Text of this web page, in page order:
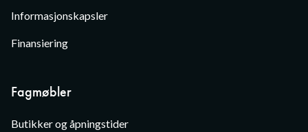
Informasjonskapsler
Finansiering
Fagmøbler
Butikker og åpningstider